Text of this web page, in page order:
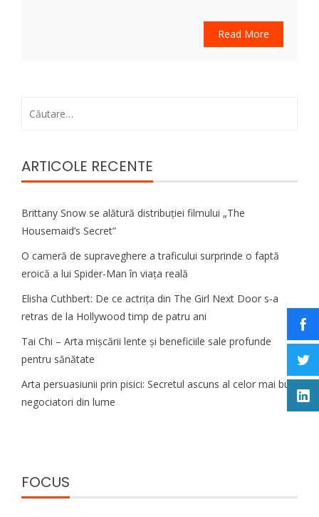
Read More
ARTICOLE RECENTE
Brittany Snow se alătură distribuției filmului „The
Housemaid’s Secret”
O cameră de supraveghere a traficului surprinde o faptă
eroică a lui Spider-Man în viața reală
Elisha Cuthbert: De ce actrița din The Girl Next Door s‑a
retras de la Hollywood timp de patru ani
Tai Chi – Arta mișcării lente și beneficiile sale profunde
pentru sănătate
Arta persuasiunii prin pisici: Secretul ascuns al celor mai buni
negociatori din lume
FOCUS